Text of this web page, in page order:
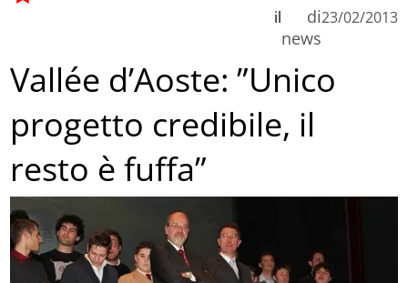
di
news
il 23/02/2013
Vallée d’Aoste: ”Unico
progetto credibile, il
resto è fuffa”